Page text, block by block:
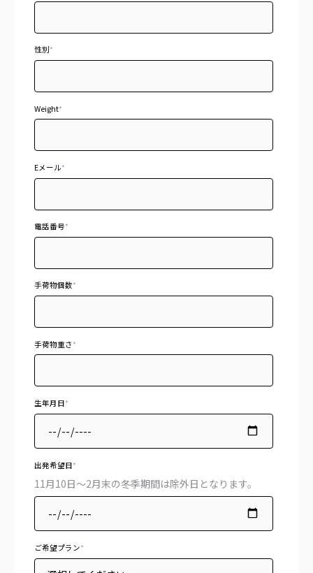
性別*
Weight*
Eメール*
電話番号*
手荷物個数*
手荷物重さ *
生年月日*
出発希望日*
11月10日～2月末の冬季期間は除外日となります。
ご希望プラン*